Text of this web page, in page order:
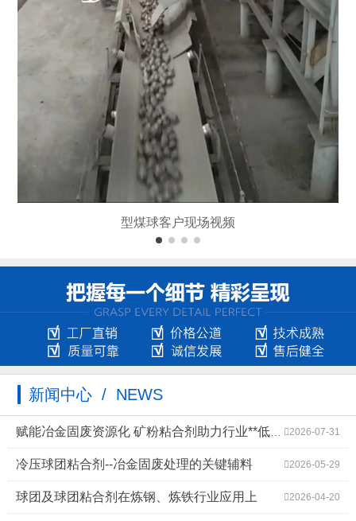
型煤球客户现场视频
新闻中心 / NEWS
2026-07-31
赋能冶金固废资源化 矿粉粘合剂助力行业**低碳高质量发展
2026-05-29
冷压球团粘合剂--冶金固废处理的关键辅料
2026-04-20
球团及球团粘合剂在炼钢、炼铁行业应用上